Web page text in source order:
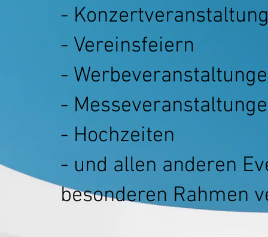
-
- Vereinsfeiern
-
-
- Hochzeiten
- und allen anderen
besonderen Rahmen